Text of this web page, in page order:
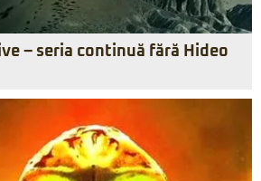
– seria continuă fără Hideo